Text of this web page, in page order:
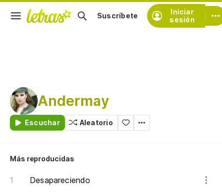
Iniciar
sesión
Suscríbete
Andermay
Escuchar Aleatorio
Más reproducidas
Desapareciendo